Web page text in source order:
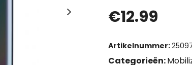
€12.99
Artikelnummer:
Categorieën: